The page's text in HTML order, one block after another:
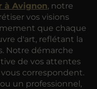
à Avignon, notre
vos visions
que chaque
d'art, reflétant la
Notre démarche
de vos attentes
correspondent.
un professionnel,